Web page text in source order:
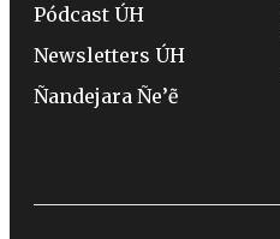
Pódcast ÚH
Newsletters ÚH
Ñandejara Ñe’ẽ